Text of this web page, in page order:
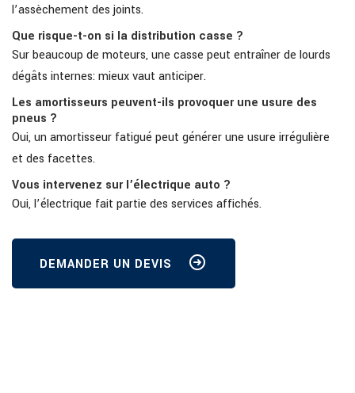
l’assèchement des joints.
Que risque-t-on si la distribution casse ?
Sur beaucoup de moteurs, une casse peut entraîner de lourds
dégâts internes: mieux vaut anticiper.
Les amortisseurs peuvent-ils provoquer une usure des
pneus ?
Oui, un amortisseur fatigué peut générer une usure irrégulière
et des facettes.
Vous intervenez sur l’électrique auto ?
Oui, l’électrique fait partie des services affichés.
DEMANDER UN DEVIS